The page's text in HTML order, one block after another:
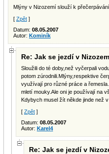
Mlýny v Nizozemí slouží k
[ Zpět ]
Datum: 08.05.2007
Autor: Kominík
Re: Jak se jezdí v
Sloužili do té doby,než vyčerpali
potom zúrodnili.Mlýny,respektive
využívají pro různé práce a
mletí mouky.Ale oni je používají na
Kdybych musel žít někde jinde než
[ Zpět ]
Datum: 08.05.2007
Autor: Karel4
Re: Jak se jezdí v